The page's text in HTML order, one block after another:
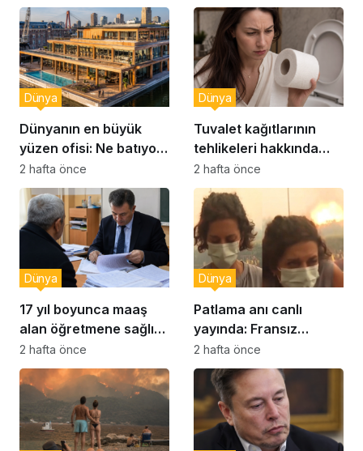
Dünyanın en büyük
yüzen ofisi: Ne batıyor
ne yerinde kalıyor
Dünya
2 hafta önce
Tuvalet kağıtlarının
tehlikeleri hakkında
yeni uyarılar
Dünya
2 hafta önce
17 yıl boyunca maaş
alan öğretmene sağlık
raporu soruşturması
Dünya
2 hafta önce
Patlama anı canlı
yayında: Fransız
muhabir şaşkın
Dünya
2 hafta önce